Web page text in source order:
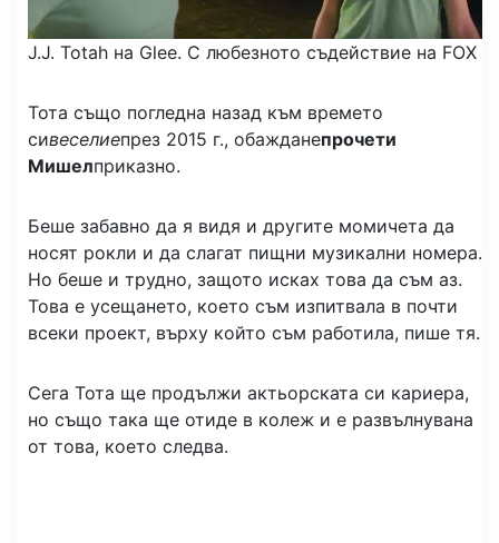
J.J. Totah на Glee. С любезното съдействие на FOX
Тота също погледна назад към времето
сивеселиепрез 2015 г., обажданепрочети
Мишелприказно.
Беше забавно да я видя и другите момичета да
носят рокли и да слагат пищни музикални номера.
Но беше и трудно, защото исках това да съм аз.
Това е усещането, което съм изпитвала в почти
всеки проект, върху който съм работила, пише тя.
Сега Тота ще продължи актьорската си кариера,
но също така ще отиде в колеж и е развълнувана
от това, което следва.